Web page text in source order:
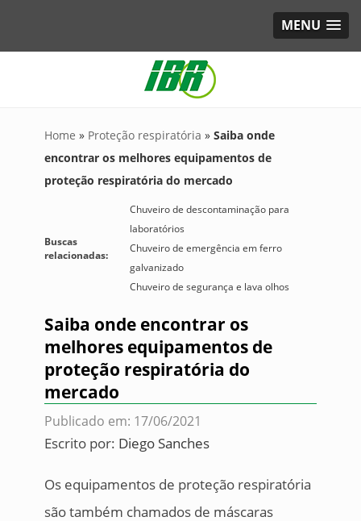
MENU
Home » Proteção respiratória » Saiba onde
encontrar os melhores equipamentos de
proteção respiratória do mercado
Buscas
relacionadas:
Chuveiro de descontaminação para
laboratórios
Chuveiro de emergência em ferro
galvanizado
Chuveiro de segurança e lava olhos
Saiba onde encontrar os
melhores equipamentos de
proteção respiratória do
mercado
Publicado em: 17/06/2021
Escrito por: Diego Sanches
Os equipamentos de proteção respiratória
são também chamados de máscaras